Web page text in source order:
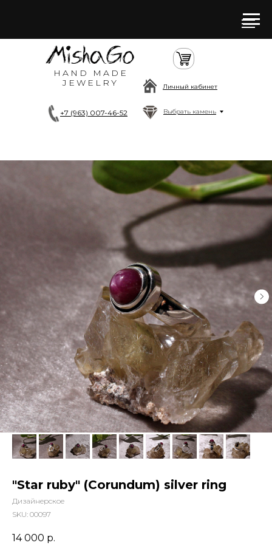
HAND MADE
JEWELRY
+7 (963) 007-46-52 Выбрать камень
Личный кабинет
"Star ruby" (Corundum) silver ring
Дизайнерское
SKU: 00097
14 000 р.